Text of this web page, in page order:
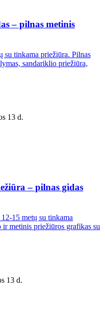
– pilnas metinis
su tinkama priežiūra. Pilnas
sandariklio priežiūra,
13 d.
– pilnas gidas
15 metų su tinkama
metinis priežiūros grafikas su
13 d.